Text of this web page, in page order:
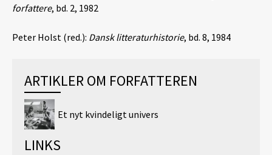
forfattere, bd. 2, 1982
Peter Holst (red.): Dansk litteraturhistorie, bd. 8, 1984
ARTIKLER OM FORFATTEREN
Et nyt kvindeligt univers
LINKS